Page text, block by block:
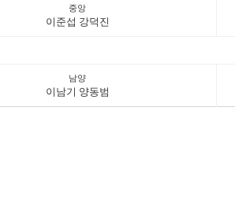
중앙
이준섭 강덕진
남양
이남기 양동범